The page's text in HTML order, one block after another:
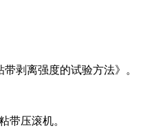
剥离强度的试验方法》。
带压滚机。